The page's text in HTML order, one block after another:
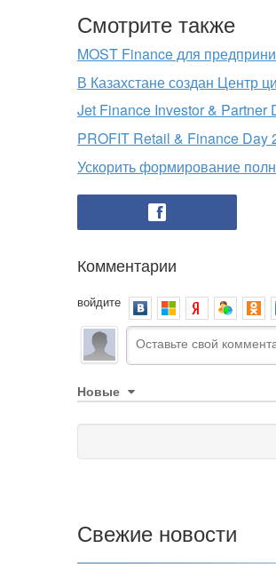
Смотрите также
MOST Finance для
В Казахстане создан Центр
Jet Finance Investor & Partner
PROFIT Retail & Finance Day
Ускорить формирование
Комментарии
войдите
Новые
Свежие новости